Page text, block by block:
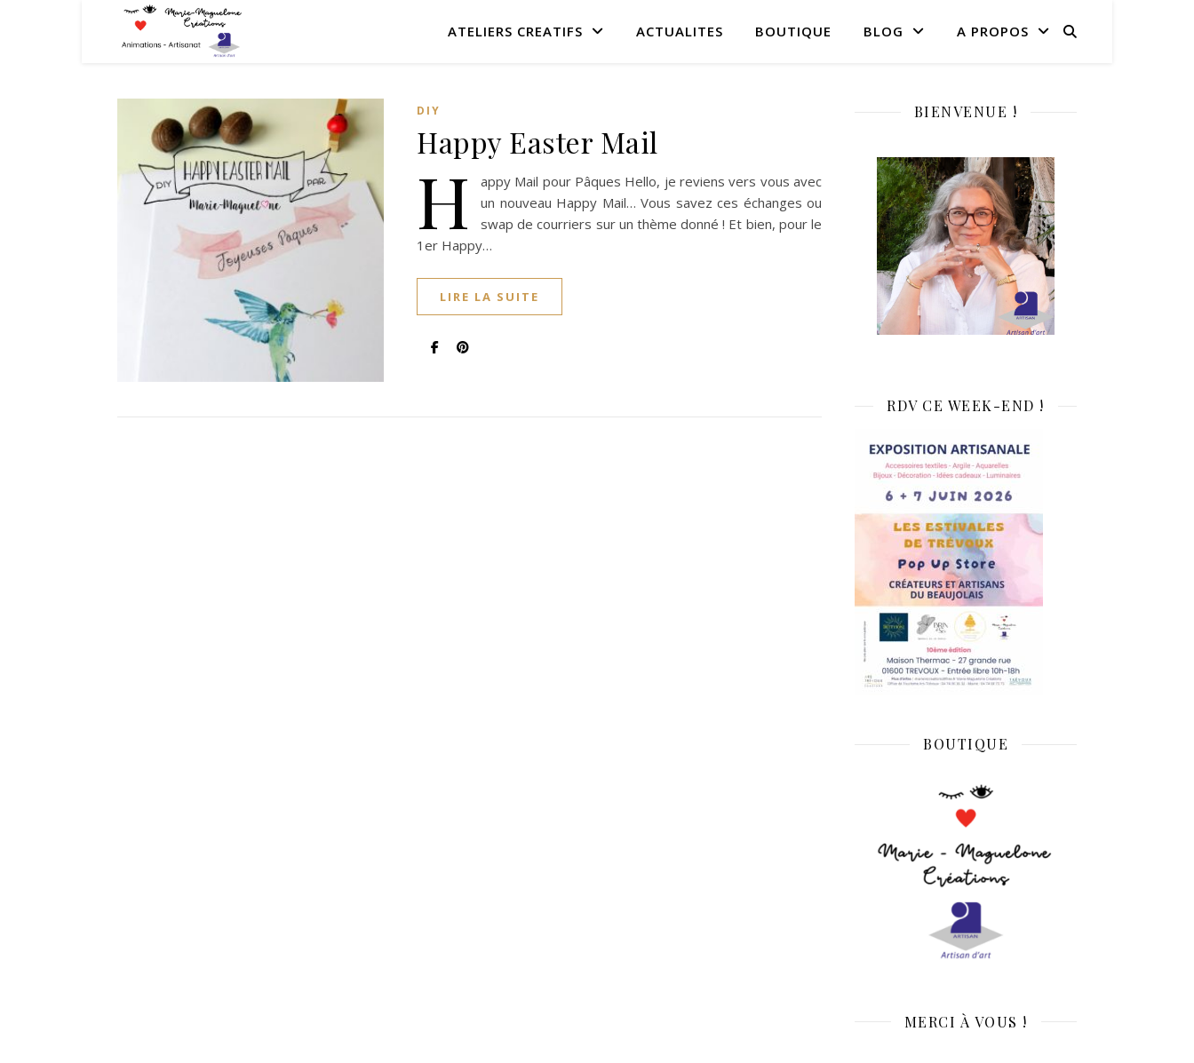
ATELIERS CREATIFS ACTUALITES BOUTIQUE BLOG A PROPOS
DIY
Happy Easter Mail
H
appy Mail pour Pâques Hello, je reviens vers vous avec
un nouveau Happy Mail… Vous savez ces échanges ou
swap de courriers sur un thème donné ! Et bien, pour le
1er Happy…
LIRE LA SUITE
BIENVENUE !
RDV CE WEEK-END !
BOUTIQUE
MERCI À VOUS !